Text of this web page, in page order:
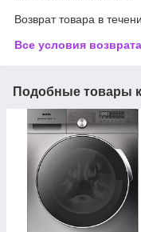
Возврат товара в
Все условия возврата
Подобные товары